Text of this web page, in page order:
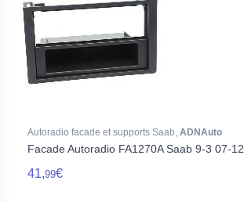
Autoradio facade et supports Saab, ADNAuto
Facade Autoradio FA1270A Saab 9-3 07-12
41,99€